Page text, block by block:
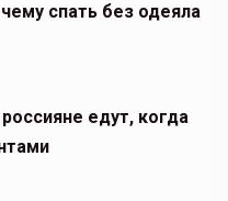
спать без одеяла
едут, когда